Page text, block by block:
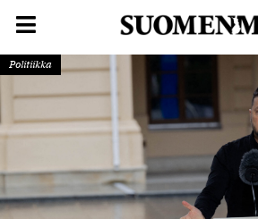
Politiikka